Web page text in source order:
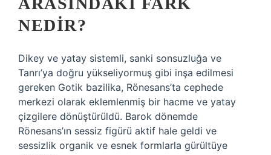
NEDIR?
Dikey ve yatay sistemli, sanki sonsuzluğa ve
Tanrı’ya doğru yükseliyormuş gibi inşa edilmesi
gereken Gotik bazilika, Rönesans’ta cephede
merkezi olarak eklemlenmiş bir hacme ve yatay
çizgilere dönüştürüldü. Barok dönemde
Rönesans’ın sessiz figürü aktif hale geldi ve
sessizlik organik ve esnek formlarla gürültüye